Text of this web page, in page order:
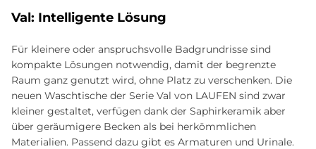
Val: Intelligente Lösung
Für kleinere oder anspruchsvolle Badgrundrisse sind
kompakte Lösungen notwendig, damit der begrenzte
Raum ganz genutzt wird, ohne Platz zu verschenken. Die
neuen Waschtische der Serie Val von LAUFEN sind zwar
kleiner gestaltet, verfügen dank der Saphirkeramik aber
über geräumigere Becken als bei herkömmlichen
Materialien. Passend dazu gibt es Armaturen und Urinale.